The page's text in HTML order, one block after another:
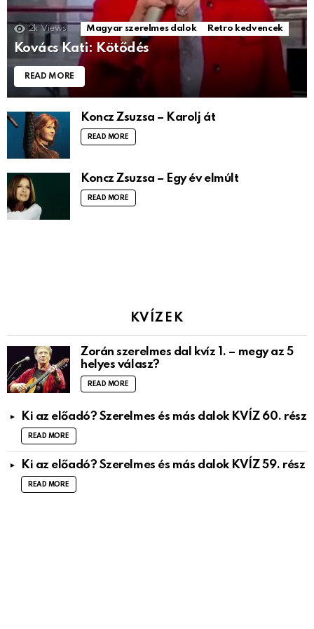
2k Views Magyar szerelmes dalok Retro kedvencek
Kovács Kati: Kötődés
READ MORE
Koncz Zsuzsa – Karolj át
READ MORE
Koncz Zsuzsa – Egy év elmúlt
READ MORE
KVÍZEK
Zorán szerelmes dal kvíz 1. – megy az 5
helyes válasz?
READ MORE
Ki az előadó? Szerelmes és más dalok KVÍZ 60. rész
READ MORE
Ki az előadó? Szerelmes és más dalok KVÍZ 59. rész
READ MORE